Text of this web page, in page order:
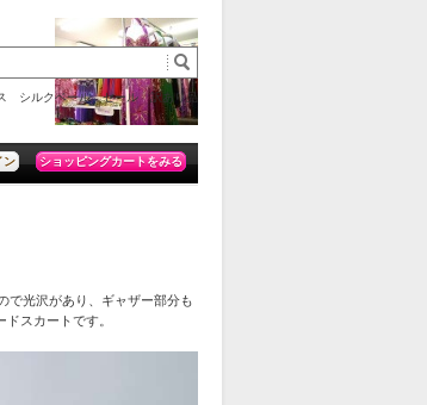
シルクベール セール 訳あり品
ン ショッピングカートをみる
で光沢があり、ギャザー部分も
スカートです。